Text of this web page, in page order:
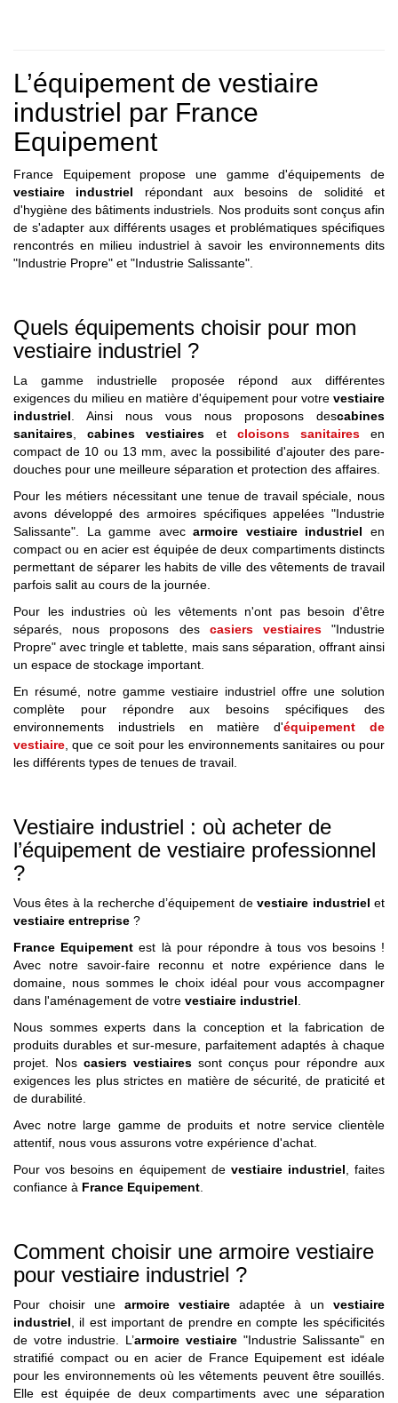
L’équipement de vestiaire
industriel par France
Equipement
France Equipement propose une gamme d'équipements de
vestiaire industriel répondant aux besoins de solidité et
d'hygiène des bâtiments industriels. Nos produits sont conçus afin
de s'adapter aux différents usages et problématiques spécifiques
rencontrés en milieu industriel à savoir les environnements dits
"Industrie Propre" et "Industrie Salissante".
Quels équipements choisir pour mon
vestiaire industriel ?
La gamme industrielle proposée répond aux différentes
exigences du milieu en matière d'équipement pour votre vestiaire
industriel . Ainsi nous vous nous proposons descabines
sanitaires ,cabines vestiaires et cloisons sanitairesen
compact de 10 ou 13 mm, avec la possibilité d'ajouter des pare-
douches pour une meilleure séparation et protection des affaires.
Pour les métiers nécessitant une tenue de travail spéciale, nous
avons développé des armoires spécifiques appelées "Industrie
Salissante". La gamme avecarmoire vestiaire industriel en
compact ou en acier est équipée de deux compartiments distincts
permettant de séparer les habits de ville des vêtements de travail
parfois salit au cours de la journée.
Pour les industries où les vêtements n'ont pas besoin d'être
séparés, nous proposons des casiers vestiaires"Industrie
Propre" avec tringle et tablette, mais sans séparation, offrant ainsi
un espace de stockage important.
En résumé, notre gamme vestiaire industriel offre une solution
complète pour répondre aux besoins spécifiques des
environnements industriels en matière d'équipement de
vestiaire , que ce soit pour les environnements sanitaires ou pour
les différents types de tenues de travail.
Vestiaire industriel : où acheter de
l’équipement de vestiaire professionnel
?
Vous êtes à la recherche d’équipement devestiaire industriel et
vestiaire entreprise ?
France Equipement est là pour répondre à tous vos besoins !
Avec notre savoir-faire reconnu et notre expérience dans le
domaine, nous sommes le choix idéal pour vous accompagner
dans l'aménagement de votre vestiaire industriel
Nous sommes experts dans la conception et la fabrication de
produits durables et sur-mesure, parfaitement adaptés à chaque
projet. Nos casiers vestiaires sont conçus pour répondre aux
exigences les plus strictes en matière de sécurité, de praticité et
de durabilité.
Avec notre large gamme de produits et notre service clientèle
attentif, nous vous assurons votre expérience d'achat.
Pour vos besoins en équipement de vestiaire industriel , faites
confiance à France Equipement
Comment choisir une armoire vestiaire
pour vestiaire industriel ?
Pour choisir une armoire vestiaire adaptée à un vestiaire
industriel , il est important de prendre en compte les spécificités
de votre industrie. L’armoire vestiaire"Industrie Salissante" en
stratifié compact ou en acier de France Equipement est idéale
pour les environnements où les vêtements peuvent être souillés.
Elle est équipée de deux compartiments avec une séparation